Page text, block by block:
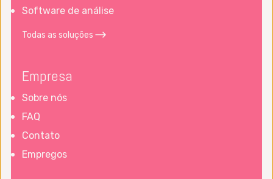
Software de análise
Todas as soluções
Empresa
Sobre nós
FAQ
Contato
Empregos